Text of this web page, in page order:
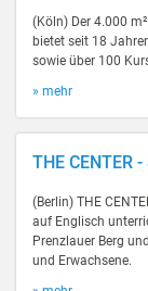
(Köln) Der 4.000
bietet seit 18
sowie über 100
» mehr
THE CENTER
(Berlin) THE
auf Englisch
Prenzlauer Berg
und Erwachsene.